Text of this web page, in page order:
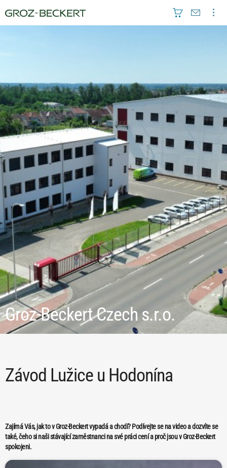
Groz-Beckert Czech s.r.o.
Závod Lužice u Hodonína
Zajímá Vás, jak to v Groz-Beckert vypadá a chodí? Podívejte se na video a dozvíte se
také, čeho si naši stávající zaměstnanci na své práci cení a proč jsou v Groz-Beckert
spokojeni.